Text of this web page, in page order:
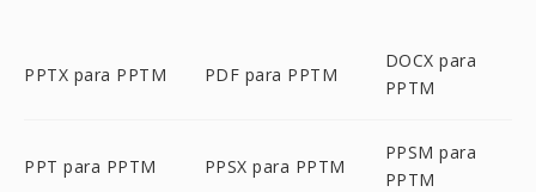
PPTX para PPTM PDF para PPTM
DOCX para
PPTM
PPT para PPTM PPSX para PPTM
PPSM para
PPTM